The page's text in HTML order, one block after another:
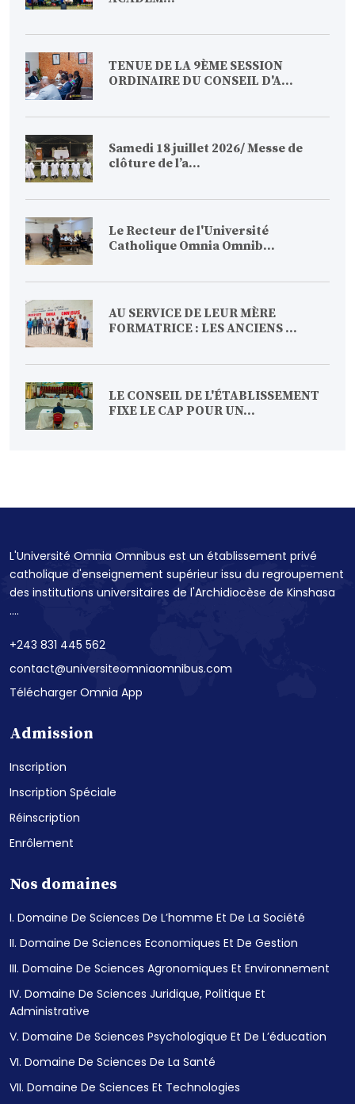
TENUE DE LA 9ÈME SESSION
ORDINAIRE DU CONSEIL D'A...
Samedi 18 juillet 2026/ Messe de
clôture de l’a...
Le Recteur de l'Université
Catholique Omnia Omnib...
AU SERVICE DE LEUR MÈRE
FORMATRICE : LES ANCIENS ...
LE CONSEIL DE L'ÉTABLISSEMENT
FIXE LE CAP POUR UN...
L'Université Omnia Omnibus est un établissement privé
catholique d'enseignement supérieur issu du regroupement
des institutions universitaires de l'Archidiocèse de Kinshasa
....
+243 831 445 562
contact@universiteomniaomnibus.com
Télécharger Omnia App
Admission
Inscription
Inscription Spéciale
Réinscription
Enrôlement
Nos domaines
I. Domaine De Sciences De L’homme Et De La Société
II. Domaine De Sciences Economiques Et De Gestion
III. Domaine De Sciences Agronomiques Et Environnement
IV. Domaine De Sciences Juridique, Politique Et
Administrative
V. Domaine De Sciences Psychologique Et De L’éducation
VI. Domaine De Sciences De La Santé
VII. Domaine De Sciences Et Technologies